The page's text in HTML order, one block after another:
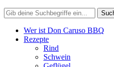
Wer ist Don Caruso BBQ
Rezepte
Rind
Schwein